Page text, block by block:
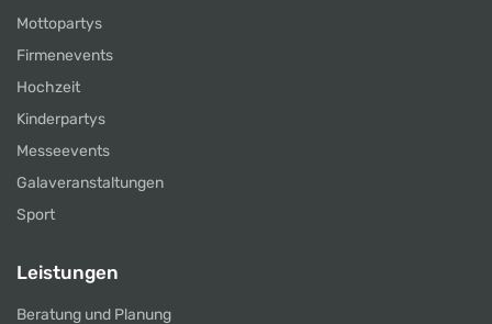
Mottopartys
Firmenevents
Hochzeit
Kinderpartys
Messeevents
Galaveranstaltungen
Sport
Leistungen
Beratung und Planung